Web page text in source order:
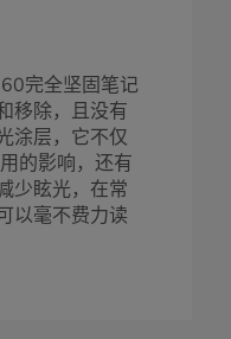
完全坚固笔记
移除，且没有
涂层，它不仅
的影响，还有
少眩光，在常
以毫不费力读